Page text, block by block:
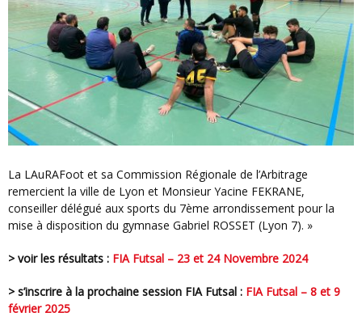
La LAuRAFoot et sa Commission Régionale de l’Arbitrage
remercient la ville de Lyon et Monsieur Yacine FEKRANE,
conseiller délégué aux sports du 7ème arrondissement pour la
mise à disposition du gymnase Gabriel ROSSET (Lyon 7). »
> voir les résultats : FIA Futsal – 23 et 24 Novembre 2024
> s’inscrire à la prochaine session FIA Futsal : FIA Futsal – 8 et 9
février 2025